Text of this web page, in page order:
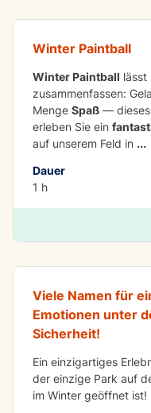
Winter Paintball
Winter Paintball lässt
zusammenfassen:
Menge Spaß — dieses
erleben Sie ein
auf unserem Feld in ...
Dauer
1 h
Adventure park
Viele Namen für
Emotionen unter
Sicherheit!
Ein einzigartiges
der einzige Park auf
im Winter geöffnet ist!